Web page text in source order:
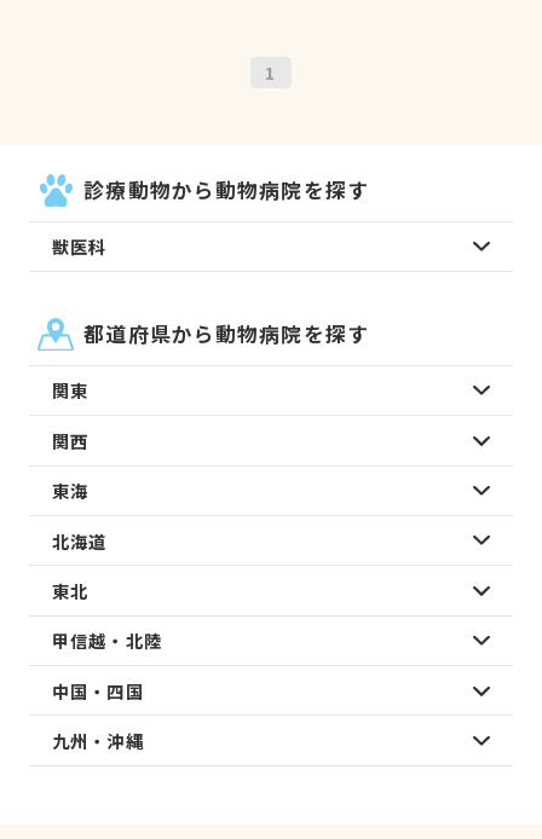
1
診療動物から動物病院を探す
獣医科
都道府県から動物病院を探す
関東
関西
東海
北海道
東北
甲信越・北陸
中国・四国
九州・沖縄